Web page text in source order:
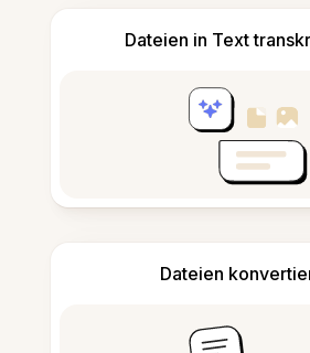
Dateien in Text
Dateien